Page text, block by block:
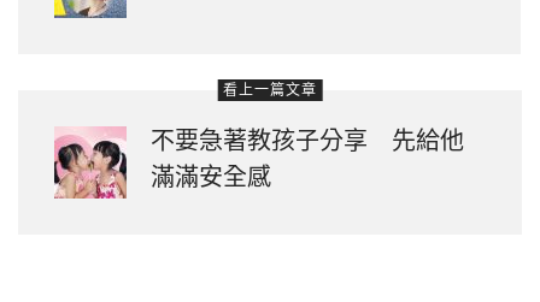
看上一篇文章
不要急著教孩子分享 先給他
滿滿安全感